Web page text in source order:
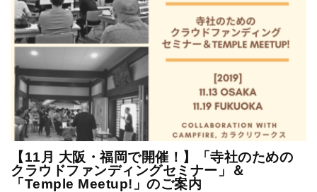
【11月 大阪・福岡で開催！】「寺社のための
クラウドファンディングセミナー」＆
「Temple Meetup!」のご案内